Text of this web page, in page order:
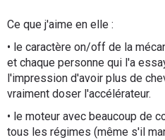
Ce que j'aime en elle :
• le caractère on/off de la
et chaque personne qui l'a
l'impression d'avoir plus de
vraiment doser l'accélérateur.
• le moteur avec beaucoup de
tous les régimes (même s'il